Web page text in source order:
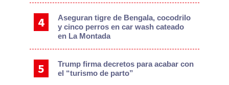
Aseguran tigre de Bengala, cocodrilo
y cinco perros en car wash cateado
en La Montada
Trump firma decretos para acabar con
el “turismo de parto”